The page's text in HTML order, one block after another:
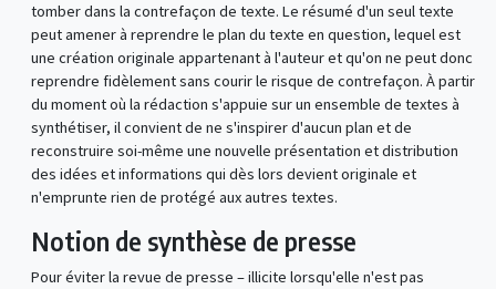
tomber dans la contrefaçon de texte. Le résumé d'un seul texte
peut amener à reprendre le plan du texte en question, lequel est
une création originale appartenant à l'auteur et qu'on ne peut donc
reprendre fidèlement sans courir le risque de contrefaçon. À partir
du moment où la rédaction s'appuie sur un ensemble de textes à
synthétiser, il convient de ne s'inspirer d'aucun plan et de
reconstruire soi-même une nouvelle présentation et distribution
des idées et informations qui dès lors devient originale et
n'emprunte rien de protégé aux autres textes.
Notion de synthèse de presse
Pour éviter la revue de presse – illicite lorsqu'elle n'est pas